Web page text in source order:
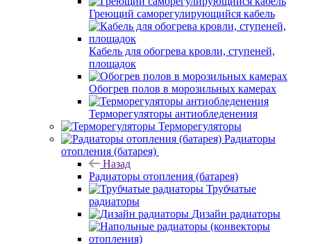
Греющий саморегулирующийся кабель
Кабель для обогрева кровли, ступеней,
площадок
Обогрев полов в морозильных камерах
Терморегуляторы антиобледенения
Терморегуляторы
Радиаторы
отопления (батарея)
Назад
Радиаторы отопления (батарея)
Трубчатые
радиаторы
Дизайн радиаторы